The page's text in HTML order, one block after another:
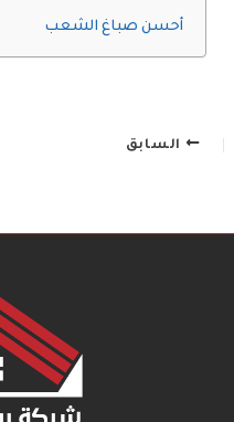
أحسن صباغ الشعب
السابق